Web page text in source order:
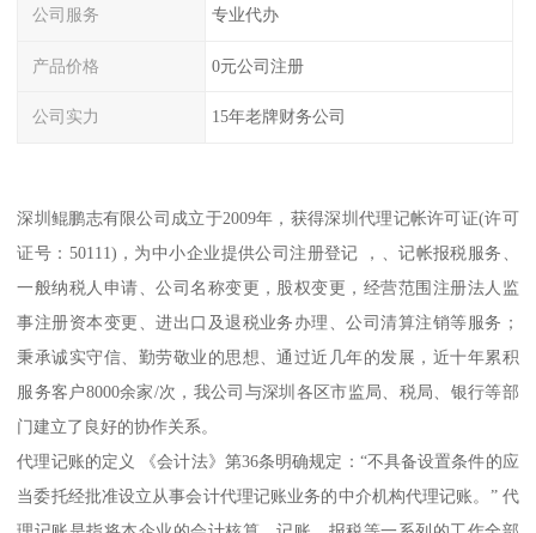
公司服务 专业代办
产品价格 0元公司注册
公司实力 15年老牌财务公司
深圳鲲鹏志有限公司成立于2009年，获得深圳代理记帐许可证(许可
证号：50111)，为中小企业提供公司注册登记 ，、记帐报税服务、
一般纳税人申请、公司名称变更，股权变更，经营范围注册法人监
事注册资本变更、进出口及退税业务办理、公司清算注销等服务；
秉承诚实守信、勤劳敬业的思想、通过近几年的发展，近十年累积
服务客户8000余家/次，我公司与深圳各区市监局、税局、银行等部
门建立了良好的协作关系。
代理记账的定义 《会计法》第36条明确规定：“不具备设置条件的应
当委托经批准设立从事会计代理记账业务的中介机构代理记账。” 代